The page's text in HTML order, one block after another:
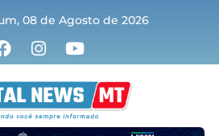
08 de Agosto de 2026